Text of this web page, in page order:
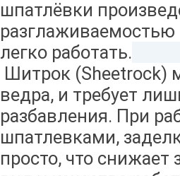
шпатлёвки
легко работать.
Шитрок (Sheetrock)
ведра, и требует
разбавления. При
шпатлевками,
просто, что снижает